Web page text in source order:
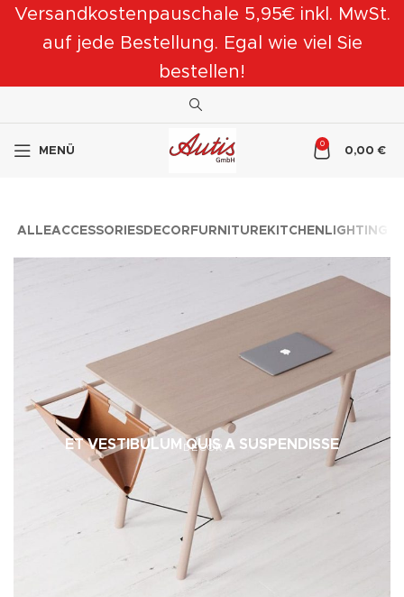
Versandkostenpauschale 5,95€ inkl. MwSt.
auf jede Bestellung. Egal wie viel Sie
bestellen!
MENÜ
0
0,00€
ALLEACCESSORIESDECOR FURNITUREKITCHEN LIGHTING
DECOR
ET VESTIBULUM QUIS A SUSPENDISSE